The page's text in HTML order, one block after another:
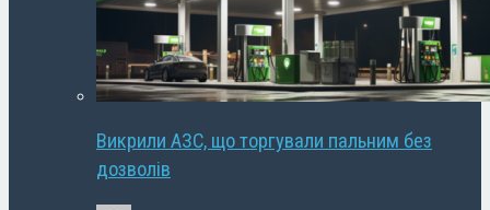
Викрили АЗС, що торгували пальним без
дозволів